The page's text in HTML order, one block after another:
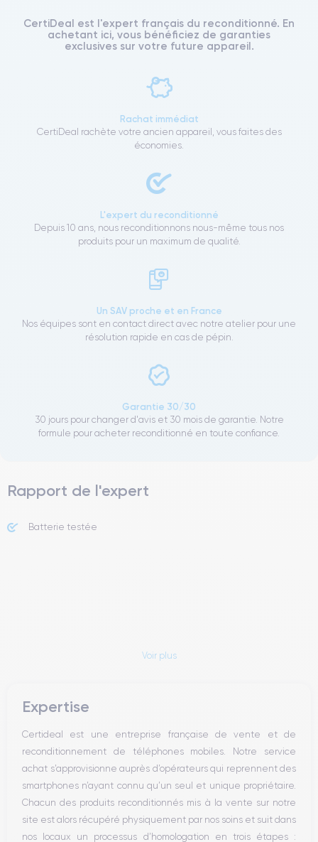
CertiDeal est l'expert français du reconditionné. En
achetant ici, vous bénéficiez de garanties
exclusives sur votre future appareil.
Rachat immédiat
CertiDeal rachète votre ancien appareil, vous faites des
économies.
L'expert du reconditionné
Depuis 10 ans, nous reconditionnons nous-même tous nos
produits pour un maximum de qualité.
Un SAV proche et en France
Nos équipes sont en contact direct avec notre atelier pour une
résolution rapide en cas de pépin.
Garantie 30/30
30 jours pour changer d'avis et 30 mois de garantie. Notre
formule pour acheter reconditionné en toute confiance.
Rapport de l'expert
Batterie testée
Voir plus
Expertise
Certideal est une entreprise française de vente et de
reconditionnement de téléphones mobiles. Notre service
achat s’approvisionne auprès d’opérateurs qui reprennent des
smartphones n’ayant connu qu’un seul et unique propriétaire.
Chacun des produits reconditionnés mis à la vente sur notre
site est alors récupéré physiquement par nos soins et suit dans
nos locaux un processus d’homologation en trois étapes :